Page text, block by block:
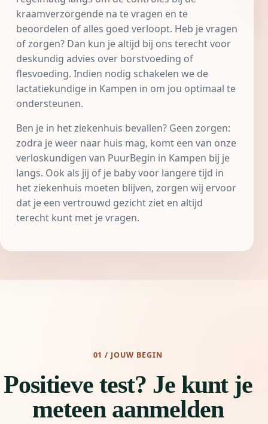
kraamverzorgende na te vragen en te
beoordelen of alles goed verloopt. Heb je vragen
of zorgen? Dan kun je altijd bij ons terecht voor
deskundig advies over borstvoeding of
flesvoeding. Indien nodig schakelen we de
lactatiekundige in Kampen in om jou optimaal te
ondersteunen.
Ben je in het ziekenhuis bevallen? Geen zorgen:
zodra je weer naar huis mag, komt een van onze
verloskundigen van PuurBegin in Kampen bij je
langs. Ook als jij of je baby voor langere tijd in
het ziekenhuis moeten blijven, zorgen wij ervoor
dat je een vertrouwd gezicht ziet en altijd
terecht kunt met je vragen.
01 / JOUW BEGIN
Positieve test? Je kunt je
meteen aanmelden